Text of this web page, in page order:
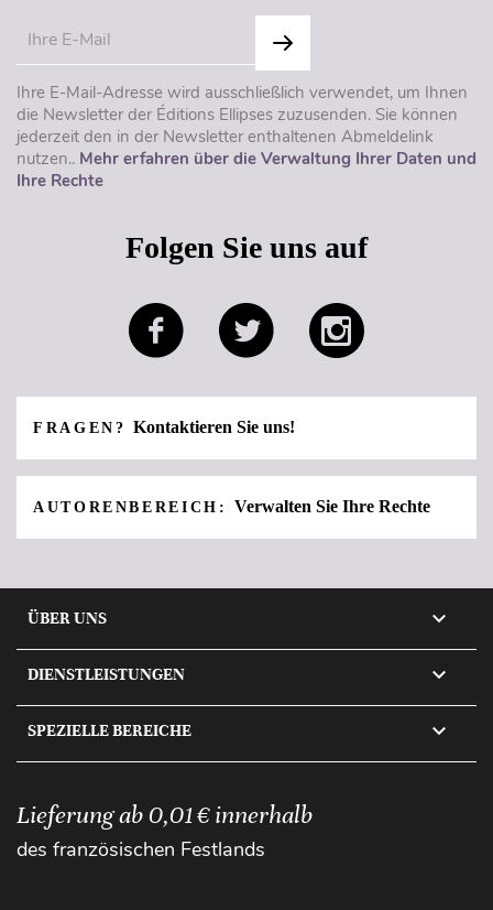
Ihre E-Mail-Adresse wird ausschließlich verwendet, um Ihnen
die Newsletter der Éditions Ellipses zuzusenden. Sie können
jederzeit den in der Newsletter enthaltenen Abmeldelink
nutzen.. Mehr erfahren über die Verwaltung Ihrer Daten und
Ihre Rechte
Folgen Sie uns auf
FRAGEN? Kontaktieren Sie uns!
AUTORENBEREICH: Verwalten Sie Ihre Rechte
ÜBER UNS 
DIENSTLEISTUNGEN 
SPEZIELLE BEREICHE 
Lieferung ab 0,01 € innerhalb
des französischen Festlands